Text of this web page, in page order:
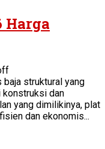
Harga
baja struktural yang
konstruksi dan
yang dimilikinya, plat
dan ekonomis...